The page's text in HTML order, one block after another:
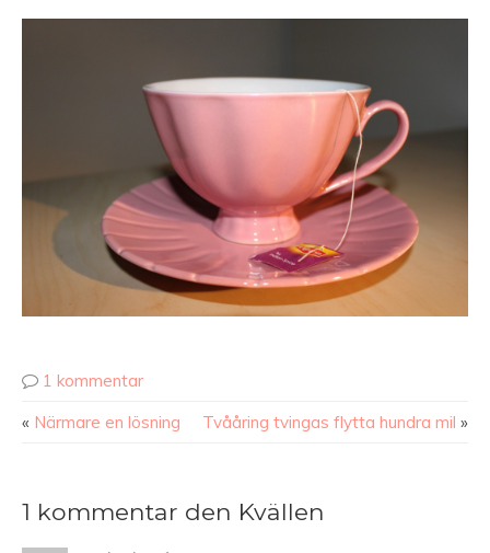
1 kommentar
« Närmare en lösning Tvååring tvingas flytta hundra mil »
1 kommentar den Kvällen